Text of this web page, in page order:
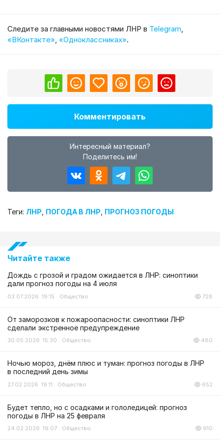
Cледите за главными новостями ЛНР в Telegram
«ВКонтакте» «Одноклассниках».
Комментировать
Интересный материал?
Поделитесь им!
Теги: ЛНР ПОГОДА В ЛНР ПРОГНОЗ ПОГОДЫ
Читайте также
Дождь с грозой и градом ожидается в ЛНР: синоптики
дали прогноз погоды на 4 июля
03.07.2026 19:15 Общество 728
От заморозков к пожароопасности: синоптики ЛНР
сделали экстренное предупреждение
30.05.2026 15:30 Общество 480
Ночью мороз, днём плюс и туман: прогноз погоды в ЛНР
в последний день зимы
27.02.2026 19:11 Общество 652
Будет тепло, но с осадками и гололедицей: прогноз
погоды в ЛНР на 25 февраля
24.02.2026 19:07 Общество 910